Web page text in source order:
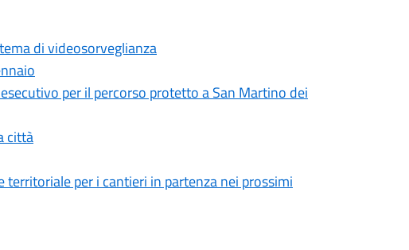
di videosorveglianza
per il percorso protetto a San Martino dei
città
territoriale per i cantieri in partenza nei prossimi